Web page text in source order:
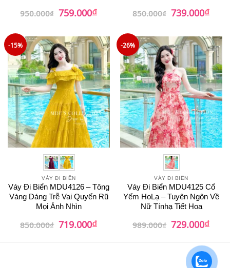
950.000₫ Giá
gốc
759.000₫Giá
hiện
759.000₫.
850.000₫ Giá
gốc
739.000₫Giá
hiện
-15%
VÁY ĐI BIỂN
Váy Đi Biển MDU4126 – Tông
Vàng Dáng Trễ Vai Quyến Rũ
Mọi Ánh Nhìn
850.000₫ Giá
gốc
719.000₫Giá
hiện
-26%
VÁY ĐI BIỂN
Váy Đi Biển MDU4125 Cổ
Yếm HoLạ – Tuyên Ngôn Về
Nữ Tínhạ Tiết Hoa
989.000₫ Giá
gốc
989.000₫.
729.000₫Giá
hiện
là: